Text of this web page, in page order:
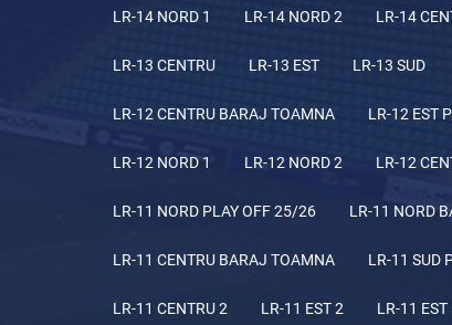
LR-14 NORD 1 LR-14 NORD 2 LR-14
LR-13 CENTRU LR-13 EST LR-13 SUD
LR-12 CENTRU BARAJ TOAMNA LR-12 EST
LR-12 NORD 1 LR-12 NORD 2 LR-12
LR-11 NORD PLAY OFF 25/26 LR-11 NORD
LR-11 CENTRU BARAJ TOAMNA LR-11 SUD
LR-11 CENTRU 2 LR-11 EST 2 LR-11 EST